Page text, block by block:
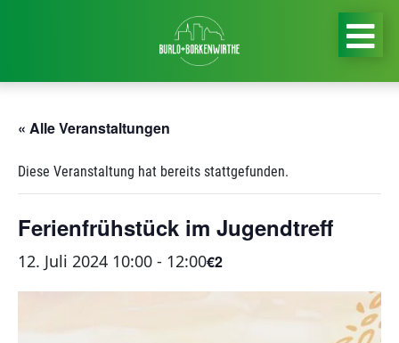
« Alle Veranstaltungen
Diese Veranstaltung hat bereits stattgefunden.
Ferienfrühstück im Jugendtreff
12. Juli 2024 10:00 - 12:00€2